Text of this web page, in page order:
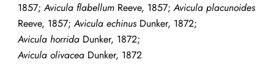
1857;Avicula flabellumReeve, 1857;Avicula placunoides
Reeve, 1857;Avicula echinusDunker, 1872;
Avicula horridaDunker, 1872;
Avicula olivaceaDunker, 1872